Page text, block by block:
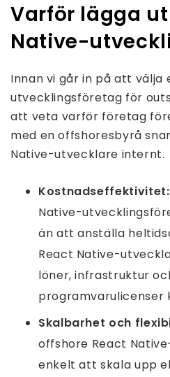
Varför lägga
Native-
Innan vi går in på att välja
utvecklingsföretag för
att veta varför företag
med en offshoresbyrå
Native-utvecklare internt.
Kostnadseffektivitet:
Native-
än att anställa
React Native-
löner, infrastruktur
programvarulicenser
Skalbarhet och
offshore React
enkelt att skala upp